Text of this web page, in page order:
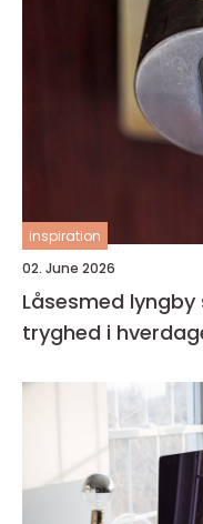
inspiration
02. June 2026
Låsesmed lyngby sikkerhed, service og
tryghed i